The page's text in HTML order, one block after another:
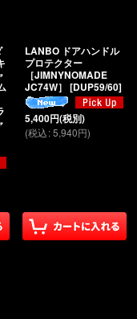
LANBO ドアハンドル
プロテクター
［JIMNYNOMADE
JC74W］ [DUP59/60]
5,400円(税別)
(税込:5,940円)